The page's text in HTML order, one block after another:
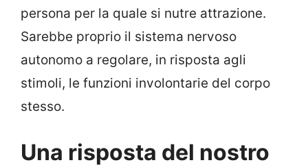
persona per la quale si nutre attrazione.
Sarebbe proprio il sistema nervoso
autonomo a regolare, in risposta agli
stimoli, le funzioni involontarie del corpo
stesso.
Una risposta del nostro